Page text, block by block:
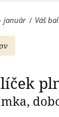
január / Váš